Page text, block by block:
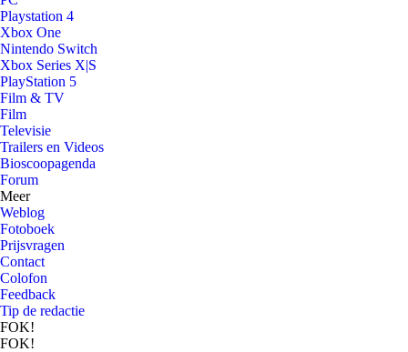
Playstation 4
Xbox One
Nintendo Switch
Xbox Series X|S
PlayStation 5
Film & TV
Film
Televisie
Trailers en Videos
Bioscoopagenda
Forum
Meer
Weblog
Fotoboek
Prijsvragen
Contact
Colofon
Feedback
Tip de redactie
FOK!
FOK!